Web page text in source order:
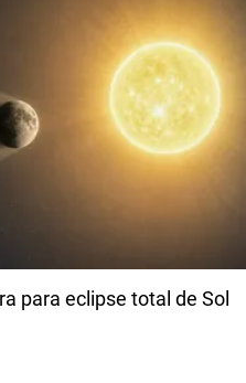
para eclipse total de Sol